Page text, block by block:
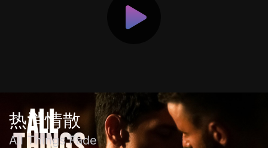
热消情散
All Things Fade